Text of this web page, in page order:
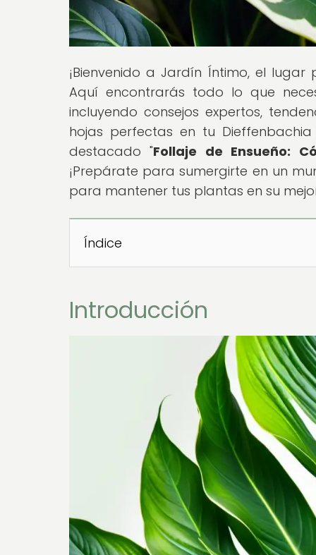
¡Bienvenido a Jardín Íntimo, el
Aquí encontrarás todo lo que
incluyendo consejos expertos,
hojas perfectas en tu
destacado "Follaje de Ensueño:
¡Prepárate para sumergirte en un
para mantener tus plantas en su
Índice
Introducción